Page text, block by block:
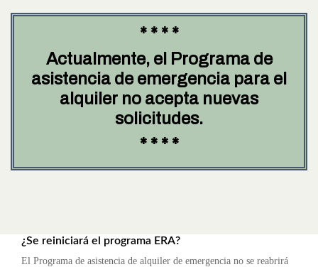
* * * *
Actualmente, el Programa de
asistencia de emergencia para el
alquiler no acepta nuevas
solicitudes.
* * * *
¿Se reiniciará el programa ERA?
El Programa de asistencia de alquiler de emergencia no se reabrirá